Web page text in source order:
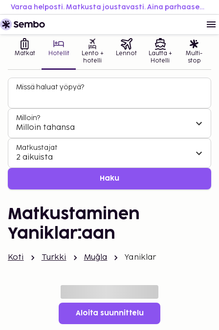
Varaa helposti. Matkusta joustavasti. Aina parhaaseen hintaan.
Matkat Hotellit
Lento +
hotelli
Lennot
Lautta +
Hotelli
Multi-
stop
Missä haluat yöpyä?
Milloin?
Milloin tahansa
Matkustajat
2 aikuista
Haku
Matkustaminen
Yaniklar:aan
Koti Turkki Muğla Yaniklar
Aloita suunnittelu